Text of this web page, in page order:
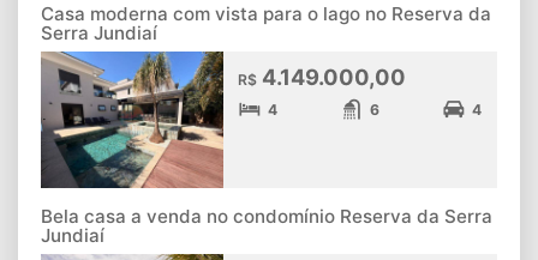
Casa moderna com vista para o lago no Reserva da
Serra Jundiaí
R$ 4.149.000,00
4 6 4
Bela casa a venda no condomínio Reserva da Serra
Jundiaí